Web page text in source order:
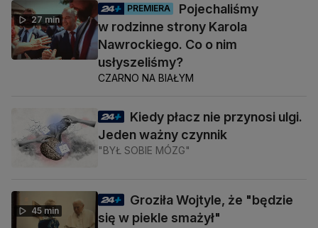
27 min
PREMIERA
Pojechaliśmy
w rodzinne strony Karola
Nawrockiego. Co o nim
usłyszeliśmy?
CZARNO NA BIAŁYM
Kiedy płacz nie przynosi ulgi.
Jeden ważny czynnik
"BYŁ SOBIE MÓZG"
45 min
Groziła Wojtyle, że "będzie
się w piekle smażył"